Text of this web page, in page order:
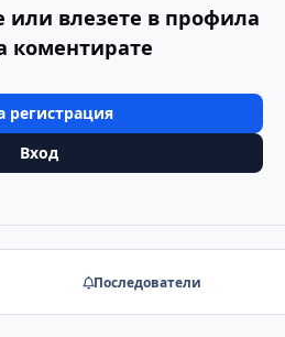
или влезете в профила
коментирате
регистрация
Вход
Последователи